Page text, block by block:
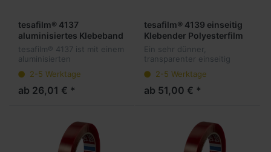
tesafilm® 4137
aluminisiertes Klebeband
tesafilm® 4137 ist mit einem
aluminisierten
hochscherfesten
Acrylatklebmasse für z.B.
Ansatzverklebungen
2-5 Werktage
ab 26,01 € *
tesafilm® 4139 einseitig
Klebender Polyesterfilm
Ein sehr dünner,
transparenter einseitig
Silikonklebmasse.
Besonders geeignet auf
antiadhäsiven
2-5 Werktage
ab 51,00 € *